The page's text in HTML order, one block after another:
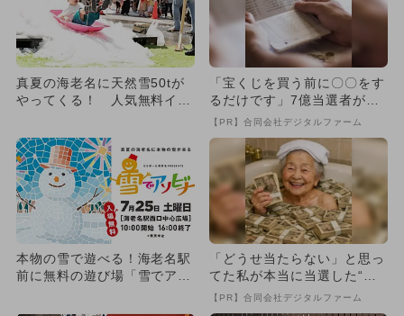
真夏の海老名に天然雪50tが
やってくる！ 人気無料イベ
「宝くじを買う前に〇〇をす
るだけです」7億当選者が続
出
【PR】合同会社デジタルファーム
本物の雪で遊べる！海老名駅
前に無料の遊び場「雪でアソ
「どうせ当たらない」と思っ
てた私が本当に当選した“買
い方”がこれ
【PR】合同会社デジタルファーム